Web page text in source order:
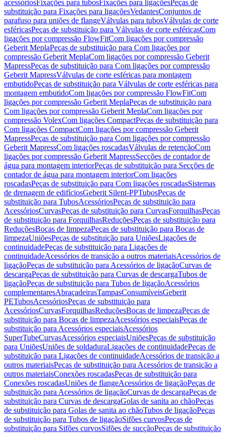
acessóriosFixações para tubosFixações para ligaçõesPeças de
substituição para Fixações para ligaçõesVedantesConjuntos de
parafuso para uniões de flangeVálvulas para tubosVálvulas de corte
esféricasPeças de substituição para Válvulas de corte esféricasCom
ligações por compressão FlowFitCom ligações por compressão
Geberit MeplaPeças de substituição para Com ligações por
compressão Geberit MeplaCom ligações por compressão Geberit
MapressPeças de substituição para Com ligações por compressão
Geberit MapressVálvulas de corte esféricas para montagem
embutidoPeças de substituição para Válvulas de corte esféricas para
montagem embutidoCom ligações por compressão FlowFitCom
ligações por compressão Geberit MeplaPeças de substituição para
Com ligações por compressão Geberit MeplaCom ligações por
compressão VolexCom ligações CompactPeças de substituição para
Com ligações CompactCom ligações por compressão Geberit
MapressPeças de substituição para Com ligações por compressão
Geberit MapressCom ligações roscadasVálvulas de retençãoCom
ligações por compressão Geberit MapressSecções de contador de
água para montagem interiorPeças de substituição para Secções de
contador de água para montagem interiorCom ligações
roscadasPeças de substituição para Com ligações roscadasSistemas
de drenagem de edifíciosGeberit Silent-PPTubosPeças de
substituição para TubosAcessóriosPeças de substituição para
AcessóriosCurvasPeças de substituição para CurvasForquilhasPeças
de substituição para ForquilhasReduçõesPeças de substituição para
ReduçõesBocas de limpezaPeças de substituição para Bocas de
limpezaUniõesPeças de substituição para UniõesLigações de
continuidadePeças de substituição para Ligações de
continuidadeAcessórios de transição a outros materiaisAcessórios de
ligaçãoPeças de substituição para Acessórios de ligaçãoCurvas de
descargaPeças de substituição para Curvas de descargaTubos de
ligaçãoPeças de substituição para Tubos de ligaçãoAcessórios
complementaresAbraçadeirasTampasConsumíveisGeberit
PETubosAcessóriosPeças de substituição para
AcessóriosCurvasForquilhasReduçõesBocas de limpezaPeças de
substituição para Bocas de limpezaAcessórios especiaisPeças de
substituição para Acessórios especiaisAcessórios
SuperTubeCurvasAcessórios especiaisUniõesPeças de substituição
para UniõesUniões de soldaduraLigações de continuidadePeças de
substituição para Ligações de continuidadeAcessórios de transição a
outros materiaisPeças de substituição para Acessórios de transição a
outros materiaisConexões roscadasPeças de substituição para
Conexões roscadasUniões de flangeAcessórios de ligaçãoPeças de
substituição para Acessórios de ligaçãoCurvas de descargaPeças de
substituição para Curvas de descargaGolas de sanita ao chãoPeças
de substituição para Golas de sanita ao chãoTubos de ligaçãoPeças
de substituição para Tubos de ligaçãoSifões curvosPeças de
substituição para Sifões curvosSifões de sucçãoPeças de substituição